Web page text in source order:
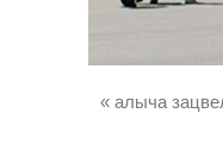
« алыча